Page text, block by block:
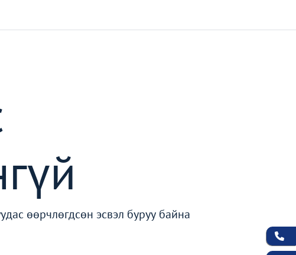
өөрчлөгдсөн эсвэл буруу байна